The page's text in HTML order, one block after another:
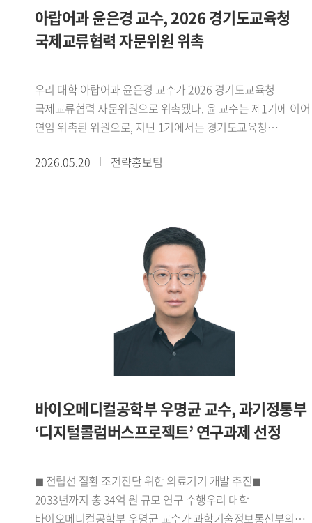
아랍어과 윤은경 교수, 2026 경기도교육청
국제교류협력 자문위원 위촉
우리 대학 아랍어과 윤은경 교수가 2026 경기도교육청
국제교류협력 자문위원으로 위촉됐다. 윤 교수는 제1기에 이어
연임 위촉된 위원으로, 지난 1기에서는 경기도교육청
국제교류협력센터 기반 마련 등에 대한 자문 위원 활동을
글로벌 역량 강화 및 현장 지원 내실화, 국제교류협력 성과 및
데이터 관리 체계 고도화 등에 대해 자문과 권고, 제안을
수행하게 된다. 윤 교수는 위촉 직후 열린 전체 회의에서
경기도교육청은 K-Edu 국제화와 교육 분야 국제교류협력의
대표 거점으로 빠르게 성장하고 있다 며, 다양한 문화권 교육
기관과의 상호 호혜적 프로젝트 활동을 통해 글로벌 교육 협력
네트워크를 확대하고 상호 문화 이해를 바탕으로 교육 섹터 간
2026.05.20 전략홍보팀
바이오메디컬공학부 우명균 교수, 과기정통부
‘디지털콜럼버스프로젝트’ 연구과제 선정
◼ 전립선 질환 조기진단 위한 의료기기 개발 추진◼
2033년까지 총 34억 원 규모 연구 수행우리 대학
바이오메디컬공학부 우명균 교수가 과학기술정보통신부의